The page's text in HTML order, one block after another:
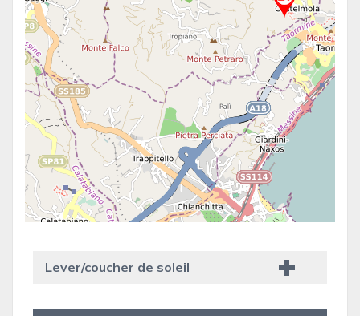
Lever/coucher de soleil